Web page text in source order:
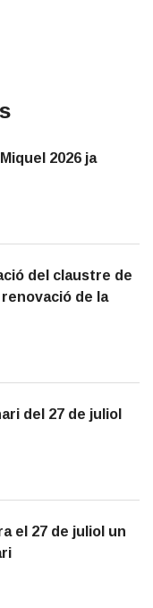
2026 ja
del claustre de
de la
del 27 de juliol
el 27 de juliol un